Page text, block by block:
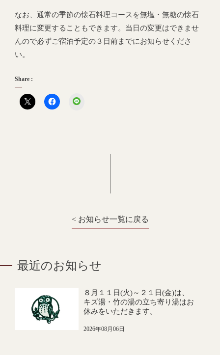
なお、通常の季節の懐石料理コースを無塩・無糖の懐石
料理に変更することもできます。当日の変更はできませ
んので必ずご宿泊予定の３日前までにお知らせくださ
い。
Share :
< お知らせ一覧に戻る
最近のお知らせ
８月１１日(火)～２１日(金)は、
キズ湯・竹の湯の立ち寄り湯はお
休みをいただきます。
2026年08月06日